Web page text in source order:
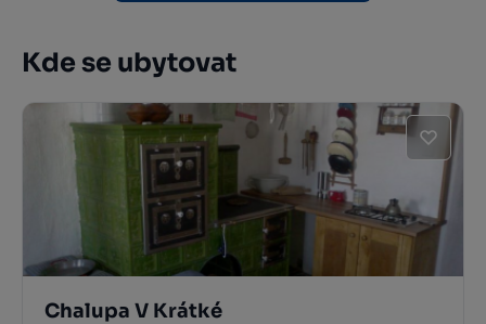
Kde se ubytovat
Chalupa V Krátké